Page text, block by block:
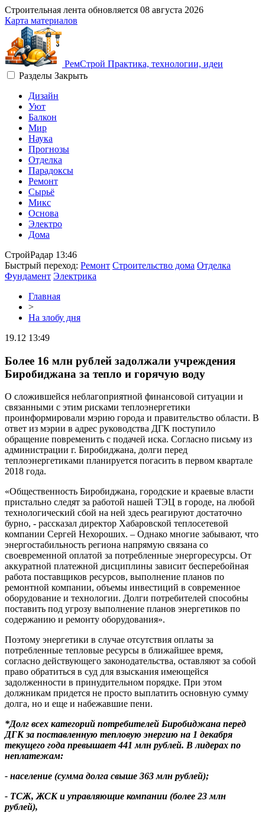
Строительная лента обновляется 08 августа 2026
Карта материалов
РемСтрой Практика, технологии, идеи
Разделы Закрыть
Дизайн
Уют
Балкон
Мир
Наука
Прогнозы
Отделка
Парадоксы
Ремонт
Сырьё
Микс
Основа
Электро
Дома
СтройРадар 13:46
Быстрый переход: Ремонт Строительство дома Отделка
Фундамент Электрика
Главная
>
На злобу дня
19.12 13:49
Более 16 млн рублей задолжали учреждения
Биробиджана за тепло и горячую воду
О сложившейся неблагоприятной финансовой ситуации и
связанными с этим рисками теплоэнергетики
проинформировали мэрию города и правительство области. В
ответ из мэрии в адрес руководства ДГК поступило
обращение повременить с подачей иска. Согласно письму из
администрации г. Биробиджана, долги перед
теплоэнергетиками планируется погасить в первом квартале
2018 года.
«Общественность Биробиджана, городские и краевые власти
пристально следят за работой нашей ТЭЦ в городе, на любой
технологический сбой на ней здесь реагируют достаточно
бурно, - рассказал директор Хабаровской теплосетевой
компании Сергей Нехороших. – Однако многие забывают, что
энергостабильность региона напрямую связана со
своевременной оплатой за потребленные энергоресурсы. От
аккуратной платежной дисциплины зависит бесперебойная
работа поставщиков ресурсов, выполнение планов по
ремонтной компании, объемы инвестиций в современное
оборудование и технологии. Долги потребителей способны
поставить под угрозу выполнение планов энергетиков по
содержанию и ремонту оборудования».
Поэтому энергетики в случае отсутствия оплаты за
потребленные тепловые ресурсы в ближайшее время,
согласно действующего законодательства, оставляют за собой
право обратиться в суд для взыскания имеющейся
задолженности в принудительном порядке. При этом
должникам придется не просто выплатить основную сумму
долга, но и еще и набежавшие пени.
*Долг всех категорий потребителей Биробиджана перед
ДГК за поставленную тепловую энергию на 1 декабря
текущего года превышает 441 млн рублей. В лидерах по
неплатежам:
- население (сумма долга свыше 363 млн рублей);
- ТСЖ, ЖСК и управляющие компании (более 23 млн
рублей),